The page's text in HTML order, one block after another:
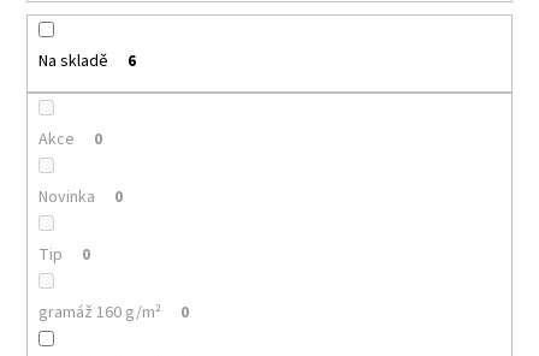
Na skladě 6
Akce 0
Novinka 0
Tip 0
gramáž 160 g/m² 0
í